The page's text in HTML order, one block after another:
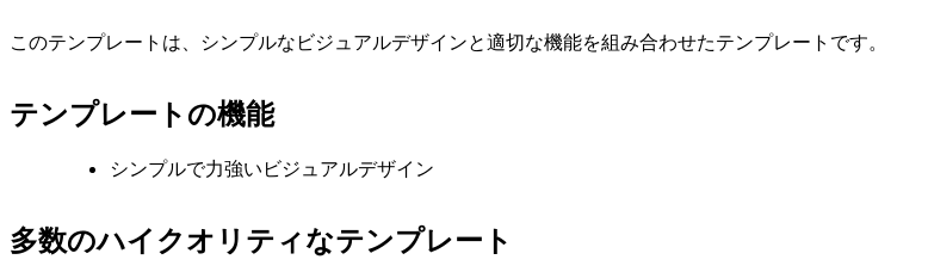
このテンプレートは、シンプルなビジュアルデザインと適切な機能を組み合わせたテンプレートです。
テンプレートの機能
シンプルで力強いビジュアルデザイン
多数のハイクオリティなテンプレート